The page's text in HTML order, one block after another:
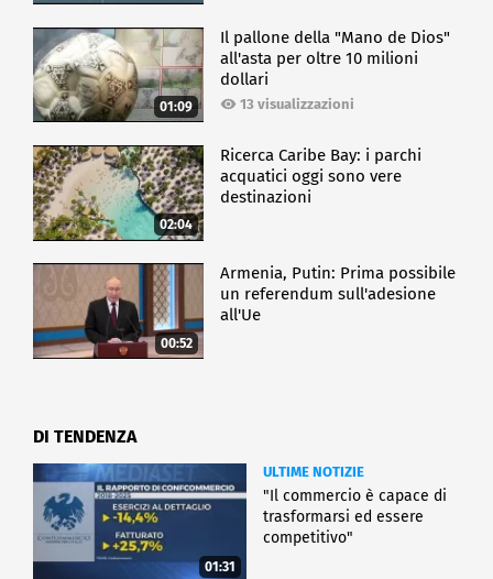
01:09
Il pallone della "Mano de Dios"
all'asta per oltre 10 milioni
dollari
13 visualizzazioni
02:04
Ricerca Caribe Bay: i parchi
acquatici oggi sono vere
destinazioni
00:52
Armenia, Putin: Prima possibile
un referendum sull'adesione
all'Ue
DI TENDENZA
01:31
ULTIME NOTIZIE
"Il commercio è capace di
trasformarsi ed essere
competitivo"